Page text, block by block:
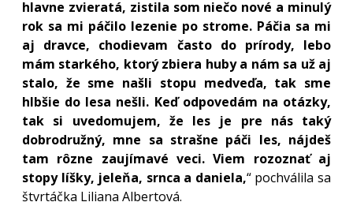
hlavne zvieratá, zistila som niečo nové a minulý
rok sa mi páčilo lezenie po strome. Páčia sa mi
aj dravce, chodievam často do prírody, lebo
mám starkého, ktorý zbiera huby a nám sa už aj
stalo, že sme našli stopu medveďa, tak sme
hlbšie do lesa nešli. Keď odpovedám na otázky,
tak si uvedomujem, že les je pre nás taký
dobrodružný, mne sa strašne páči les, nájdeš
tam rôzne zaujímavé veci. Viem rozoznať aj
stopy líšky, jeleňa, srnca a daniela,“ pochválila sa
štvrtáčka Liliana Albertová.